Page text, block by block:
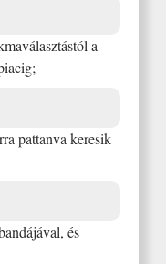
a
pattanva keresik
és